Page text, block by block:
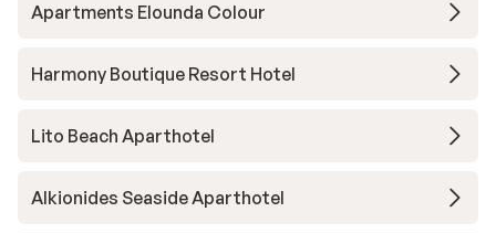
Apartments Elounda Colour
Harmony Boutique Resort Hotel
Lito Beach Aparthotel
Alkionides Seaside Aparthotel